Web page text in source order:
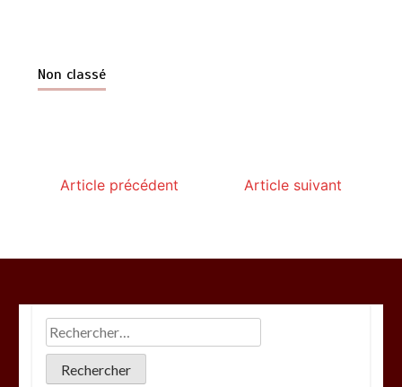
Non classé
Article précédent Article suivant